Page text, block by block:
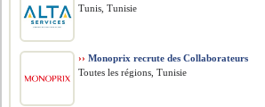
Tunis, Tunisie
›› Monoprix recrute des Collaborateurs
Toutes les régions, Tunisie